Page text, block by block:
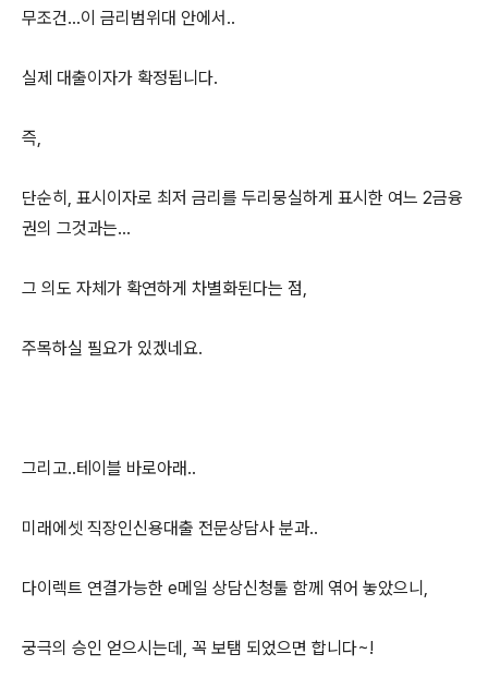
무조건...이 금리범위대 안에서..
실제 대출이자가 확정됩니다.
즉,
단순히, 표시이자로 최저 금리를 두리뭉실하게 표시한 여느 2금융
권의 그것과는...
그 의도 자체가 확연하게 차별화된다는 점,
주목하실 필요가 있겠네요.
그리고..테이블 바로아래..
미래에셋 직장인신용대출 전문상담사 분과..
다이렉트 연결가능한 e메일 상담신청툴 함께 엮어 놓았으니,
궁극의 승인 얻으시는데, 꼭 보탬 되었으면 합니다~!